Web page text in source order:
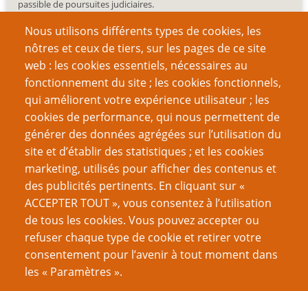
Nous utilisons différents types de cookies, les
nôtres et ceux de tiers, sur les pages de ce site
web : les cookies essentiels, nécessaires au
fonctionnement du site ; les cookies fonctionnels,
qui améliorent votre expérience utilisateur ; les
cookies de performance, qui nous permettent de
générer des données agrégées sur l’utilisation du
site et d’établir des statistiques ; et les cookies
marketing, utilisés pour afficher des contenus et
des publicités pertinents. En cliquant sur «
ACCEPTER TOUT », vous consentez à l’utilisation
de tous les cookies. Vous pouvez accepter ou
refuser chaque type de cookie et retirer votre
consentement pour l’avenir à tout moment dans
les « Paramètres ».
passible de poursuites judiciaires.
Recherche
Nom d'utilisateur
Mot de passe